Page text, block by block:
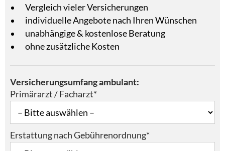
Vergleich vieler Versicherungen
individuelle Angebote nach Ihren Wünschen
unabhängige & kostenlose Beratung
ohne zusätzliche Kosten
Versicherungsumfang ambulant:
Primärarzt / Facharzt*
Erstattung nach Gebührenordnung*